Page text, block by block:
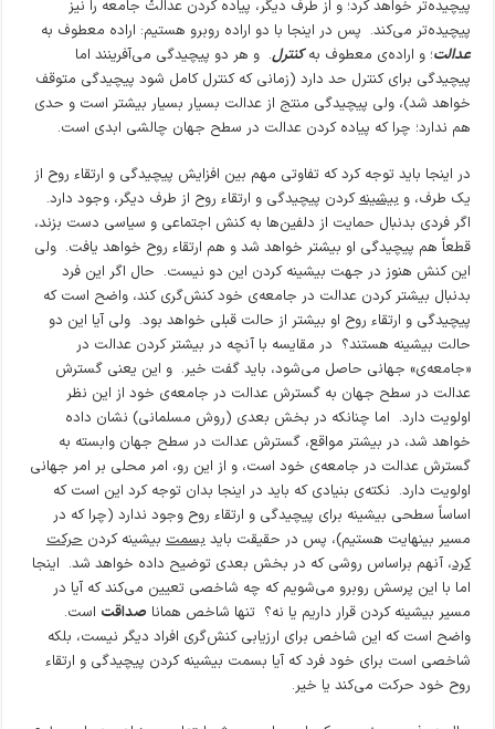
پیچیده‌تر خواهد کرد؛ و از طرف دیگر، پیاده کردن عدالتْ جامعه را نیز
پیچیده‌تر می‌کند. پس در اینجا با دو اراده روبرو هستیم: اراده معطوف به
عدالت؛ و اراده‌ی معطوف بهکنترل. و هر دو پیچیدگی می‌آفرینند اما
پیچیدگی برای کنترل حد دارد (زمانی که کنترل کامل شود پیچیدگی متوقف
خواهد شد)، ولی پیچیدگی منتج از عدالت بسیار بسیار بیشتر است و حدی
هم ندارد؛ چرا که پیاده کردن عدالت در سطح جهان چالشی ابدی است.
در اینجا باید توجه کرد که تفاوتی مهم بین افزایش پیچیدگی و ارتقاء روح از
یک طرف، وبیشینهکردن پیچیدگی و ارتقاء روح از طرف دیگر، وجود دارد.
اگر فردی بدنبال حمایت از دلفین‌ها به کنش اجتماعی و سیاسی دست بزند،
قطعاً هم پیچیدگی او بیشتر خواهد شد و هم ارتقاء روح خواهد یافت. ولی
این کنش هنوز در جهت بیشینه کردن این دو نیست. حال اگر این فرد
بدنبال بیشتر کردن عدالت در جامعه‌ی خود کنش‌گری کند، واضح است که
پیچیدگی و ارتقاء روح او بیشتر از حالت قبلی خواهد بود. ولی آیا این دو
حالت بیشینه هستند؟ در مقایسه با آنچه در بیشتر کردن عدالت در
«جامعه‌ی» جهانی حاصل می‌شود، باید گفت خیر. و این یعنی گسترش
عدالت در سطح جهان به گسترش عدالت در جامعه‌ی خود از این نظر
اولویت دارد. اما چنانکه در بخش بعدی (روش مسلمانی) نشان داده
خواهد شد، در بیشتر مواقع، گسترش عدالت در سطح جهان وابسته به
گسترش عدالت در جامعه‌ی خود است، و از این رو، امر محلی بر امر جهانی
اولویت دارد. نکته‌ی بنیادی که باید در اینجا بدان توجه کرد این است که
اساساً سطحی بیشینه برای پیچیدگی و ارتقاء روح وجود ندارد (چرا که در
مسیر بینهایت هستیم)، پس در حقیقت بایدبسمتبیشینه کردنحرکت
کرد، آنهم براساس روشی که در بخش بعدی توضیح داده خواهد شد. اینجا
اما با این پرسش روبرو می‌شویم که چه شاخصی تعیین می‌کند که آیا در
مسیر بیشینه کردن قرار داریم یا نه؟ تنها شاخص همانا صداقت است.
واضح است که این شاخص برای ارزیابی کنش‌گری افراد دیگر نیست، بلکه
شاخصی است برای خود فرد که آیا بسمت بیشینه کردن پیچیدگی و ارتقاء
روح خود حرکت می‌کند یا خیر.